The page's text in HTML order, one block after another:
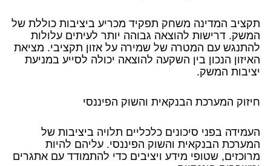
תקציב המדינה משחק תפקיד מכריע ביציבות כוללת של
המשק. דרישות להוצאה גבוהה יותר לעיתים עלולות
להתנגש עם המטרה של שמירה על אזון תקציבי. מציאת
האיזון הנכון בין השקעה להוצאה יכולה לסייע במניעת
יציבות המשק.
חיזוק המערכת הבנקאית והשוק הפיננסי
העמידה בפני סיכונים כלכליים תלויה ביציבות של
המערכת הבנקאית והשוק הפיננסי. עליהם להיות
מרוכזים, שטופי מידע ויציבים כדי להתמודד עם אתגרים